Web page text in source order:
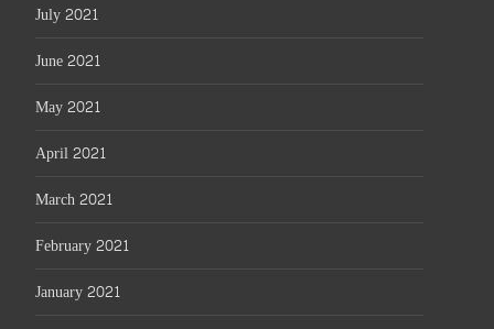
July 2021
June 2021
May 2021
April 2021
March 2021
February 2021
January 2021